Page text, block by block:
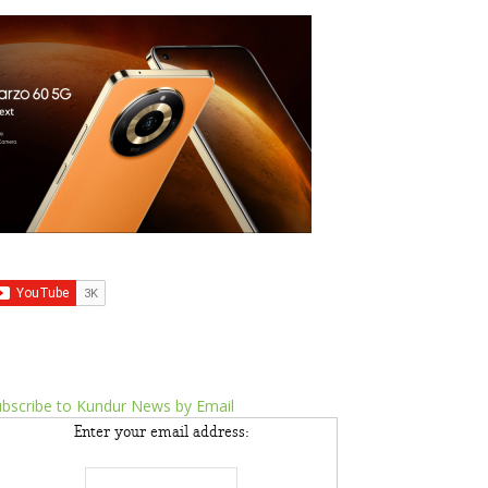
to Kundur News by Email
Enter your email address: